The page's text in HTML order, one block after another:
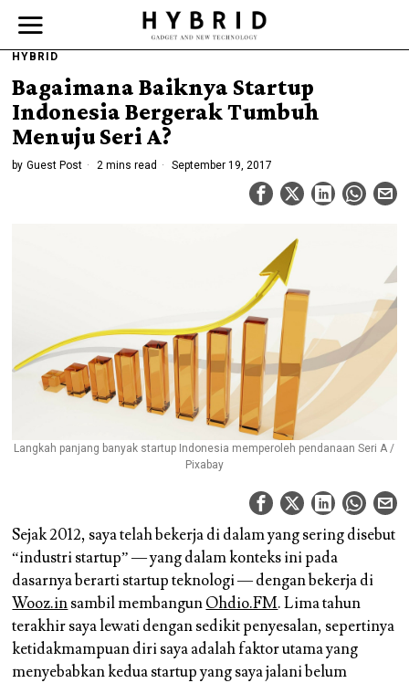
HYBRID
Bagaimana Baiknya Startup
Indonesia Bergerak Tumbuh
Menuju Seri A?
by Guest Post 2 mins read September 19, 2017
Langkah panjang banyak startup Indonesia memperoleh pendanaan Seri A /
Pixabay
Sejak 2012, saya telah bekerja di dalam yang sering disebut
“industri startup” — yang dalam konteks ini pada
dasarnya berarti startup teknologi — dengan bekerja di
Wooz.insambil membangunOhdio.FM. Lima tahun
terakhir saya lewati dengan sedikit penyesalan, sepertinya
ketidakmampuan diri saya adalah faktor utama yang
menyebabkan kedua startup yang saya jalani belum